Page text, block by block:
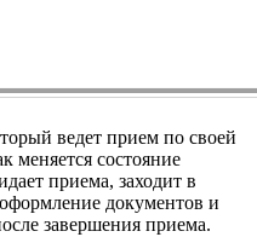
ведет прием по своей
меняется состояние
приема, заходит в
документов и
завершения приема.